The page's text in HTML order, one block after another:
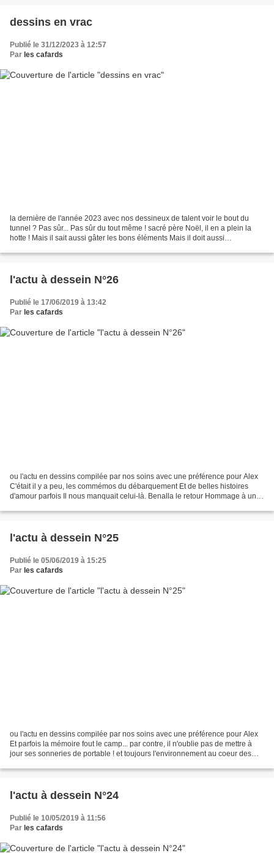
dessins en vrac
Publié le 31/12/2023 à 12:57
Par les cafards
la dernière de l'année 2023 avec nos dessineux de talent voir le bout du
tunnel ? Pas sûr... Pas sûr du tout même ! sacré père Noël, il en a plein la
hotte ! Mais il sait aussi gâter les bons éléments Mais il doit aussi
l'actu à dessein N°26
Publié le 17/06/2019 à 13:42
Par les cafards
ou l'actu en dessins compilée par nos soins avec une préférence pour Alex
C'était il y a peu, les commémos du débarquement Et de belles histoires
d'amour parfois Il nous manquait celui-là. Benalla le retour Hommage à un
l'actu à dessein N°25
Publié le 05/06/2019 à 15:25
Par les cafards
ou l'actu en dessins compilée par nos soins avec une préférence pour Alex
Et parfois la mémoire fout le camp... par contre, il n'oublie pas de mettre à
jour ses sonneries de portable ! et toujours l'environnement au coeur des
l'actu à dessein N°24
Publié le 10/05/2019 à 11:56
Par les cafards